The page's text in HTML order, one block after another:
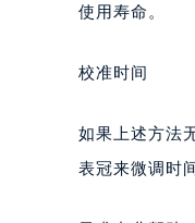
使用寿命。
校准时间
如果上述方法
表冠来微调时